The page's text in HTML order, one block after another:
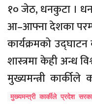
१० जेठ, धनकुटा ।
आ–आफ्ना देशका
कार्यक्रमको
शास्त्रमा केही अन्ध
मुख्यमन्त्री
मुख्यमन्त्री कार्कीले प्रदेश